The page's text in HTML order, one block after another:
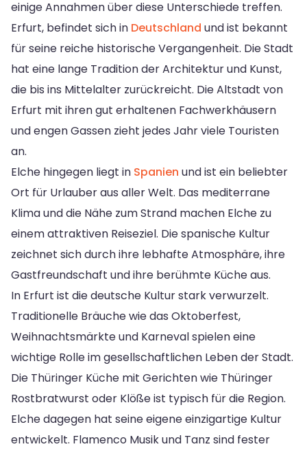
einige Annahmen über diese Unterschiede treffen.
Erfurt, befindet sich in Deutschland und ist bekannt
für seine reiche historische Vergangenheit. Die Stadt
hat eine lange Tradition der Architektur und Kunst,
die bis ins Mittelalter zurückreicht. Die Altstadt von
Erfurt mit ihren gut erhaltenen Fachwerkhäusern
und engen Gassen zieht jedes Jahr viele Touristen
an.
Elche hingegen liegt in Spanien und ist ein beliebter
Ort für Urlauber aus aller Welt. Das mediterrane
Klima und die Nähe zum Strand machen Elche zu
einem attraktiven Reiseziel. Die spanische Kultur
zeichnet sich durch ihre lebhafte Atmosphäre, ihre
Gastfreundschaft und ihre berühmte Küche aus.
In Erfurt ist die deutsche Kultur stark verwurzelt.
Traditionelle Bräuche wie das Oktoberfest,
Weihnachtsmärkte und Karneval spielen eine
wichtige Rolle im gesellschaftlichen Leben der Stadt.
Die Thüringer Küche mit Gerichten wie Thüringer
Rostbratwurst oder Klöße ist typisch für die Region.
Elche dagegen hat seine eigene einzigartige Kultur
entwickelt. Flamenco Musik und Tanz sind fester